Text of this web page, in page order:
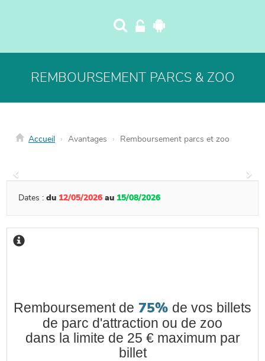
REMBOURSEMENT PARCS & ZOO
Accueil Avantages Remboursement parcs et zoo
Précédent
Dates : du 12/05/2026 au 15/08/2026
Remboursement de 75% de vos billets
de parc d'attraction ou de zoo
dans la limite de 25 € maximum par
billet